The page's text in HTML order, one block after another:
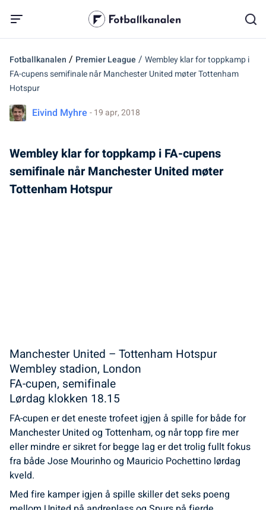
Fotballkanalen / Premier League / Wembley klar for toppkamp i
FA-cupens semifinale når Manchester United møter Tottenham
Hotspur
Eivind Myhre - 19 apr, 2018
Wembley klar for toppkamp i FA-cupens
semifinale når Manchester United møter
Tottenham Hotspur
Manchester United – Tottenham Hotspur
Wembley stadion, London
FA-cupen, semifinale
Lørdag klokken 18.15
FA-cupen er det eneste trofeet igjen å spille for både for
Manchester United og Tottenham, og når topp fire mer
eller mindre er sikret for begge lag er det trolig fullt fokus
fra både Jose Mourinho og Mauricio Pochettino lørdag
kveld.
Med fire kamper igjen å spille skiller det seks poeng